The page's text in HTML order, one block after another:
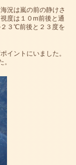
況は嵐の前の静けさ
度は１０m前後と通
３℃前後と２３度を
イントにいました。